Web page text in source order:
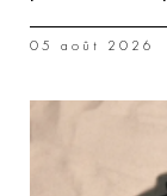
05 août 2026